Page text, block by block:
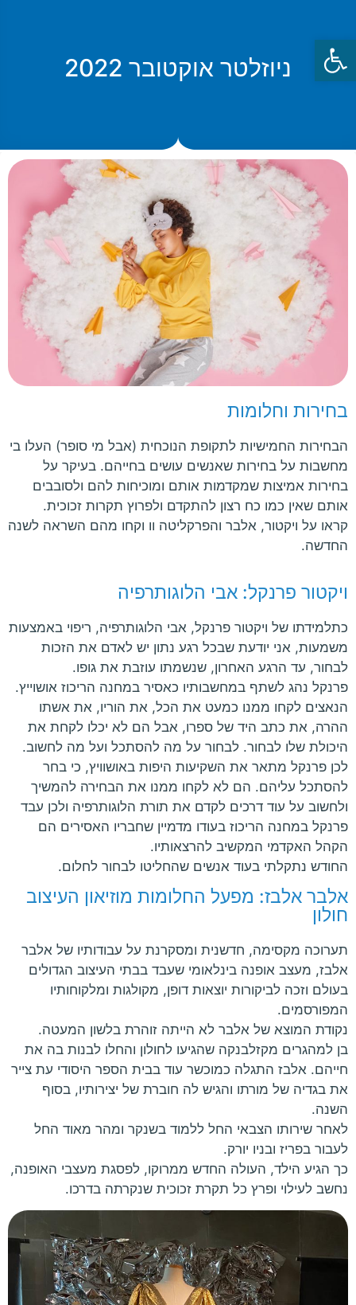
פתח סרגל נגישות
ניוזלטר אוקטובר 2022
בחירות וחלומות
הבחירות החמישיות לתקופת הנוכחית (אבל מי סופר) העלו בי
מחשבות על בחירות שאנשים עושים בחייהם. בעיקר על
בחירות אמיצות שמקדמות אותם ומוכיחות להם ולסובבים
אותם שאין כמו כח רצון להתקדם ולפרוץ תקרות זכוכית.
קראו על ויקטור, אלבר והפרקליטה וו וקחו מהם השראה לשנה
החדשה.
ויקטור פרנקל: אבי הלוגותרפיה
כתלמידתו של ויקטור פרנקל, אבי הלוגותרפיה, ריפוי באמצעות
משמעות, אני יודעת שבכל רגע נתון יש לאדם את הזכות
לבחור, עד הרגע האחרון, שנשמתו עוזבת את גופו.
פרנקל נהג לשתף במחשבותיו כאסיר במחנה הריכוז אושוייץ.
הנאצים לקחו ממנו כמעט את הכל, את הוריו, את אשתו
ההרה, את כתב היד של ספרו, אבל הם לא יכלו לקחת את
היכולת שלו לבחור. לבחור על מה להסתכל ועל מה לחשוב.
לכן פרנקל מתאר את השקיעות היפות באושוויץ, כי בחר
להסתכל עליהם. הם לא לקחו ממנו את הבחירה להמשיך
ולחשוב על עוד דרכים לקדם את תורת הלוגותרפיה ולכן עבד
פרנקל במחנה הריכוז בעודו מדמיין שחבריו האסירים הם
הקהל האקדמי המקשיב להרצאותיו.
החודש נתקלתי בעוד אנשים שהחליטו לבחור לחלום.
אלבר אלבז: מפעל החלומות מוזיאון העיצוב
חולון
תערוכה מקסימה, חדשנית ומסקרנת על עבודותיו של אלבר
אלבז, מעצב אופנה בינלאומי שעבד בבתי העיצוב הגדולים
בעולם וזכה לביקורות יוצאות דופן, מקולגות ומלקוחותיו
המפורסמים.
נקודת המוצא של אלבר לא הייתה זוהרת בלשון המעטה.
בן למהגרים מקזלבנקה שהגיעו לחולון והחלו לבנות בה את
חייהם. אלבז התגלה כמוכשר עוד בבית הספר היסודי עת צייר
את בגדיה של מורתו והגיש לה חוברת של יצירותיו, בסוף
השנה.
לאחר שירותו הצבאי החל ללמוד בשנקר ומהר מאוד החל
לעבור בפריז ובניו יורק.
כך הגיע הילד, העולה החדש ממרוקו, לפסגת מעצבי האופנה,
נחשב לעילוי ופרץ כל תקרת זכוכית שנקרתה בדרכו.